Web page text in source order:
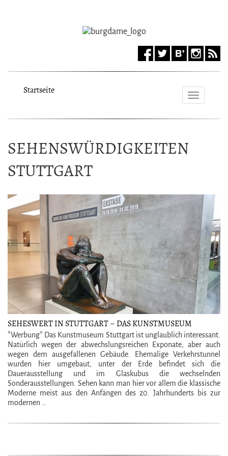
Toggle
Startseite
SEHENSWÜRDIGKEITEN
STUTTGART
SEHESWERT IN STUTTGART – DAS KUNSTMUSEUM
STUTTGART
*Werbung* Das Kunstmuseum Stuttgart ist unglaublich interessant.
Natürlich wegen der abwechslungsreichen Exponate, aber auch
wegen dem ausgefallenen Gebäude. Ehemalige Verkehrstunnel
wurden hier umgebaut, unter der Erde befindet sich die
Dauerausstellung und im Glaskubus die wechselnden
Sonderausstellungen. Sehen kann man hier vor allem die klassische
Moderne meist aus den Anfängen des 20. Jahrhunderts bis zur
modernen …